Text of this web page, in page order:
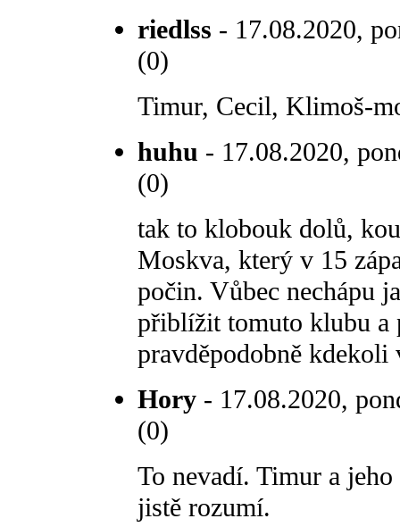
riedlss - 17.08.2020,
(0)
Timur, Cecil, Klimoš-
huhu - 17.08.2020,
(0)
tak to klobouk dolů,
Moskva, který v 15
počin. Vůbec nechápu
přiblížit tomuto klubu a
pravděpodobně kdekoli
Hory - 17.08.2020,
(0)
To nevadí. Timur a
jistě rozumí.